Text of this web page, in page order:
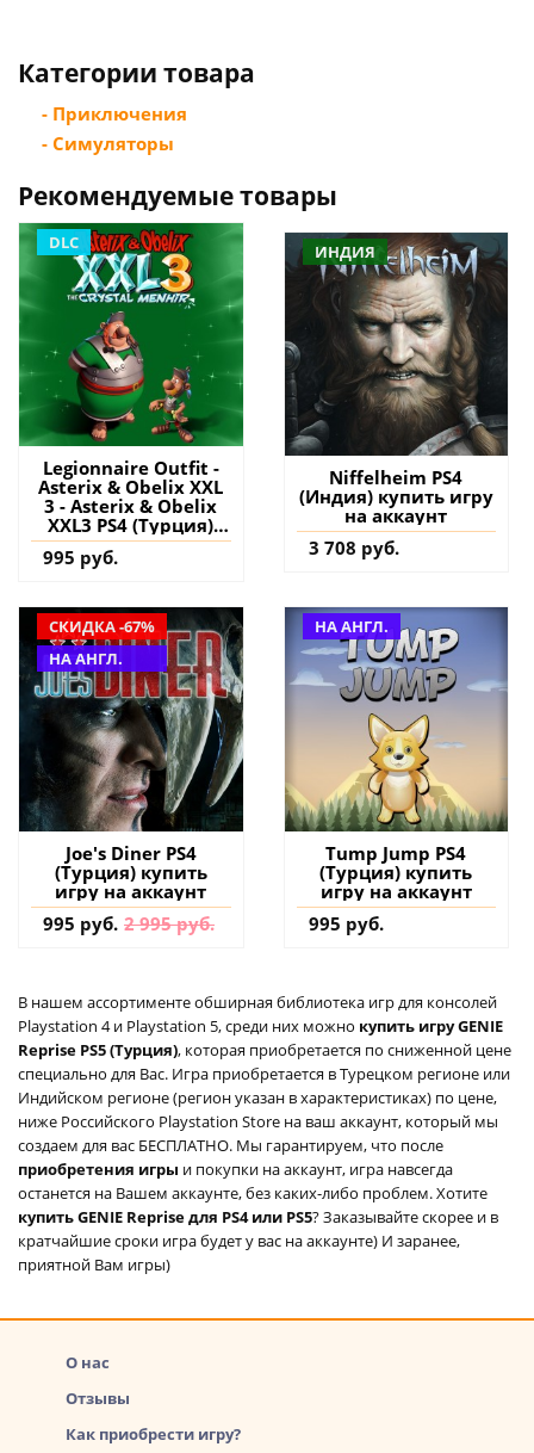
Категории товара
- Приключения
- Симуляторы
Рекомендуемые товары
DLC
Legionnaire Outfit -
Asterix & Obelix XXL
3 - Asterix & Obelix
XXL3 PS4 (Турция)
купить дополнение
на аккаунт
995 руб.
ИНДИЯ
Niffelheim PS4
(Индия) купить игру
на аккаунт
3 708 руб.
СКИДКА -67%
НА АНГЛ.
Joe's Diner PS4
(Турция) купить
игру на аккаунт
995 руб. 2 995 руб.
НА АНГЛ.
Tump Jump PS4
(Турция) купить
игру на аккаунт
995 руб.
В нашем ассортименте обширная библиотека игр для консолей
Playstation 4 и Playstation 5, среди них можно купить игру GENIE
Reprise PS5 (Турция), которая приобретается по сниженной цене
специально для Вас. Игра приобретается в Турецком регионе или
Индийском регионе (регион указан в характеристиках) по цене,
ниже Российского Playstation Store на ваш аккаунт, который мы
создаем для вас БЕСПЛАТНО. Мы гарантируем, что после
приобретения игры и покупки на аккаунт, игра навсегда
останется на Вашем аккаунте, без каких-либо проблем. Хотите
купить GENIE Reprise для PS4 или PS5? Заказывайте скорее и в
кратчайшие сроки игра будет у вас на аккаунте) И заранее,
приятной Вам игры)
О нас
Отзывы
Как приобрести игру?